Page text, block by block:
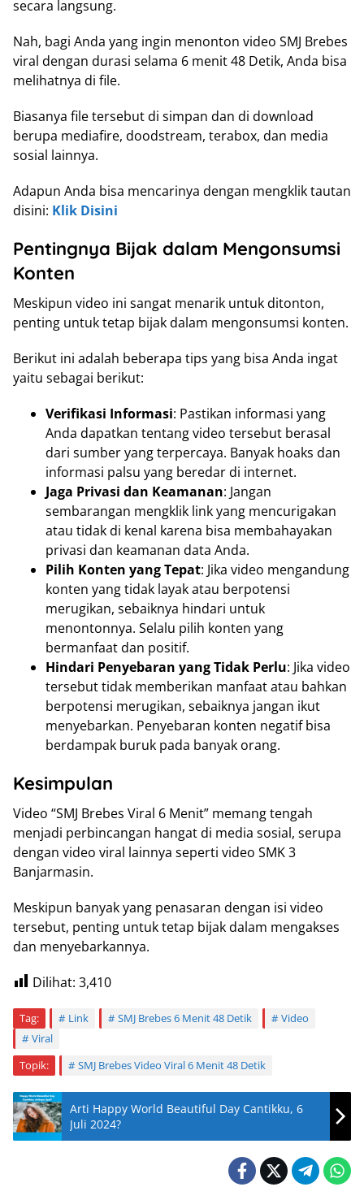
secara langsung.
Nah, bagi Anda yang ingin menonton video SMJ Brebes
viral dengan durasi selama 6 menit 48 Detik, Anda bisa
melihatnya di file.
Biasanya file tersebut di simpan dan di download
berupa mediafire, doodstream, terabox, dan media
sosial lainnya.
Adapun Anda bisa mencarinya dengan mengklik tautan
disini: Klik Disini
Pentingnya Bijak dalam Mengonsumsi
Konten
Meskipun video ini sangat menarik untuk ditonton,
penting untuk tetap bijak dalam mengonsumsi konten.
Berikut ini adalah beberapa tips yang bisa Anda ingat
yaitu sebagai berikut:
Verifikasi Informasi: Pastikan informasi yang
Anda dapatkan tentang video tersebut berasal
dari sumber yang terpercaya. Banyak hoaks dan
informasi palsu yang beredar di internet.
Jaga Privasi dan Keamanan: Jangan
sembarangan mengklik link yang mencurigakan
atau tidak di kenal karena bisa membahayakan
privasi dan keamanan data Anda.
Pilih Konten yang Tepat: Jika video mengandung
konten yang tidak layak atau berpotensi
merugikan, sebaiknya hindari untuk
menontonnya. Selalu pilih konten yang
bermanfaat dan positif.
Hindari Penyebaran yang Tidak Perlu: Jika video
tersebut tidak memberikan manfaat atau bahkan
berpotensi merugikan, sebaiknya jangan ikut
menyebarkan. Penyebaran konten negatif bisa
berdampak buruk pada banyak orang.
Kesimpulan
Video “SMJ Brebes Viral 6 Menit” memang tengah
menjadi perbincangan hangat di media sosial, serupa
dengan video viral lainnya seperti video SMK 3
Banjarmasin.
Meskipun banyak yang penasaran dengan isi video
tersebut, penting untuk tetap bijak dalam mengakses
dan menyebarkannya.
Dilihat: 3,410
Tag: Link SMJ Brebes 6 Menit 48 Detik
Video
Viral
Topik:
SMJ Brebes Video Viral 6 Menit 48 Detik
Arti Happy World Beautiful Day Cantikku, 6
Juli 2024?